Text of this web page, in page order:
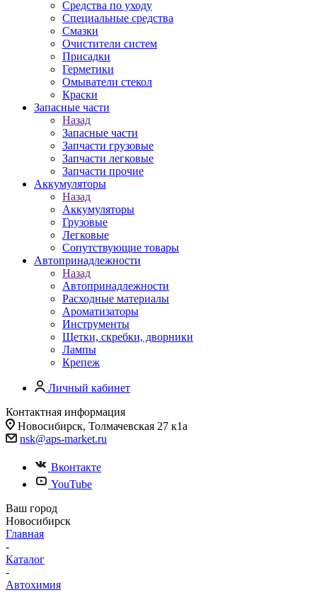
Средства по уходу
Специальные средства
Смазки
Очистители систем
Присадки
Герметики
Омыватели стекол
Краски
Запасные части
Назад
Запасные части
Запчасти грузовые
Запчасти легковые
Запчасти прочие
Аккумуляторы
Назад
Аккумуляторы
Грузовые
Легковые
Сопутствующие товары
Автопринадлежности
Назад
Автопринадлежности
Расходные материалы
Ароматизаторы
Инструменты
Щетки, скребки, дворники
Лампы
Крепеж
Личный кабинет
Контактная информация
Новосибирск, Толмачевская 27 к1а
nsk@aps-market.ru
Вконтакте
YouTube
Ваш город
Новосибирск
Главная
-
Каталог
-
Автохимия